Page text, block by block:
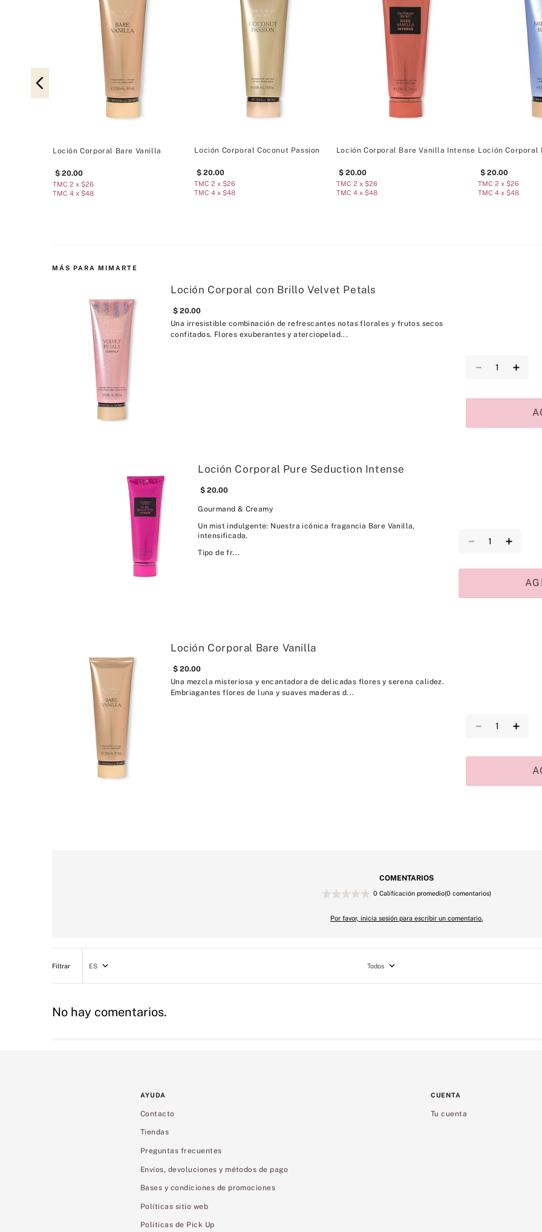
Loción Corporal Bare Vanilla
20.00
TMC 2 x $26
TMC 4 x $48
Loción Corporal Coconut Passion
20.00
TMC 2 x $26
TMC 4 x $48
Loción Corporal Bare Vanilla Intense
20.00
TMC 2 x $26
TMC 4 x $48
Loción Corporal
20.00
TMC 2 x $26
TMC 4 x $48
MÁS PARA MIMARTE
Loción Corporal con Brillo Velvet Petals
20.00
Una irresistible combinación de refrescantes notas florales y frutos secos
confitados. Flores exuberantes y aterciopelad...
＋
－
Loción Corporal Pure Seduction Intense
20.00
Gourmand & Creamy
Un mist indulgente: Nuestra icónica fragancia Bare Vanilla,
intensificada.
Tipo de fr...
＋
－
Loción Corporal Bare Vanilla
20.00
Una mezcla misteriosa y encantadora de delicadas flores y serena calidez.
Embriagantes flores de luna y suaves maderas d...
＋
－
COMENTARIOS
0 Calificación promedio(0 comentarios)
Por favor, inicia sesión para escribir un comentario.
Todos
ES
No hay comentarios.
AYUDA
Contacto
Tiendas
Preguntas frecuentes
Envíos, devoluciones y métodos de pago
Bases y condiciones de promociones
Políticas sitio web
Políticas de Pick Up
CUENTA
Tu cuenta